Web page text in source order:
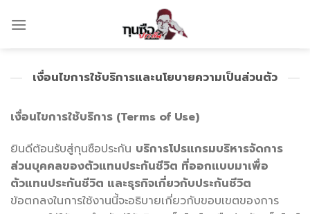
เงื่อนไขการใช้บริการและนโยบายความเป็นส่วนตัว
เงื่อนไขการใช้บริการ (Terms of Use)
ยินดีต้อนรับสู่กุนซือประกัน บริการโปรแกรมบริหารจัดการ
ส่วนบุคคลของตัวแทนประกันชีวิต ที่ออกแบบมาเพื่อ
ตัวแทนประกันชีวิต และธุรกิจเกี่ยวกับประกันชีวิต
ข้อตกลงในการใช้งานนี้จะอธิบายเกี่ยวกับขอบเขตของการ